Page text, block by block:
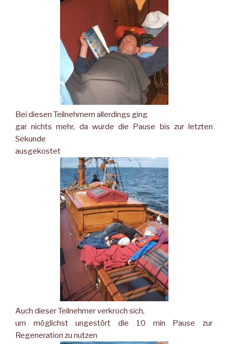
Bei diesen Teilnehmern allerdings ging
gar nichts mehr, da wurde die Pause bis zur letzten
Sekunde
ausgekostet
Auch dieser Teilnehmer verkroch sich,
um möglichst ungestört die 10 min Pause zur
Regeneration zu nutzen